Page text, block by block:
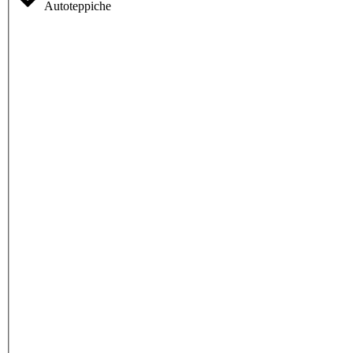
Autoteppiche